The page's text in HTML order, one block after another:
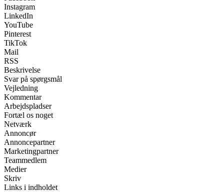
Instagram
LinkedIn
YouTube
Pinterest
TikTok
Mail
RSS
Beskrivelse
Svar på spørgsmål
Vejledning
Kommentar
Arbejdspladser
Fortæl os noget
Netværk
Annoncør
Annoncepartner
Marketingpartner
Teammedlem
Medier
Skriv
Links i indholdet